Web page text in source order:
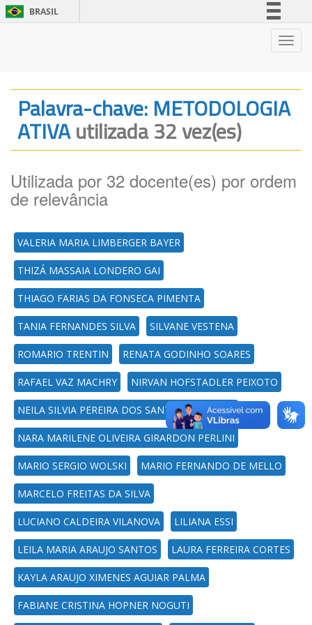
BRASIL
Legislação
Canais
Palavra-chave: METODOLOGIA
ATIVAutilizada 32 vez(es)
Utilizada por 32 docente(es) por ordem
de relevância
VALERIA MARIA LIMBERGER BAYER
THIZÁ MASSAIA LONDERO GAI
THIAGO FARIAS DA FONSECA PIMENTA
TANIA FERNANDES SILVA SILVANE VESTENA
ROMARIO TRENTIN RENATA GODINHO SOARES
RAFAEL VAZ MACHRY NIRVAN HOFSTADLER PEIXOTO
NEILA SILVIA PEREIRA DOS SANTOS RICHARDS
NARA MARILENE OLIVEIRA GIRARDON PERLINI
MARIO SERGIO WOLSKI MARIO FERNANDO DE MELLO
MARCELO FREITAS DA SILVA
LUCIANO CALDEIRA VILANOVA LILIANA ESSI
LEILA MARIA ARAUJO SANTOS LAURA FERREIRA CORTES
KAYLA ARAUJO XIMENES AGUIAR PALMA
FABIANE CRISTINA HOPNER NOGUTI